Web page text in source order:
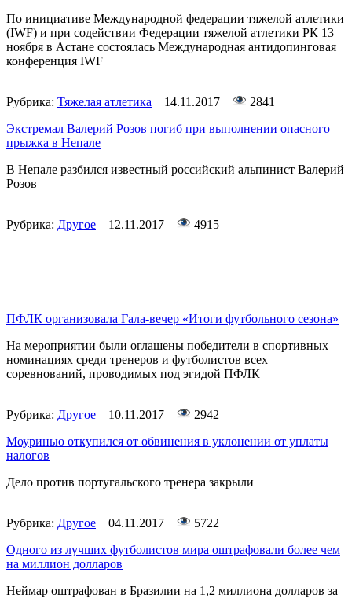
По инициативе Международной федерации тяжелой атлетики
(IWF) и при содействии Федерации тяжелой атлетики РК 13
ноября в Астане состоялась Международная антидопинговая
конференция IWF
Рубрика: Тяжелая атлетика 14.11.2017
2841
Экстремал Валерий Розов погиб при выполнении опасного
прыжка в Непале
В Непале разбился известный российский альпинист Валерий
Розов
Рубрика: Другое 12.11.2017 4915
ПФЛК организовала Гала-вечер «Итоги футбольного сезона»
На мероприятии были оглашены победители в спортивных
номинациях среди тренеров и футболистов всех
соревнований, проводимых под эгидой ПФЛК
Рубрика: Другое 10.11.2017
2942
Моуринью откупился от обвинения в уклонении от уплаты
налогов
Дело против португальского тренера закрыли
Рубрика: Другое 04.11.2017
5722
Одного из лучших футболистов мира оштрафовали более чем
на миллион долларов
Неймар оштрафован в Бразилии на 1,2 миллиона долларов за